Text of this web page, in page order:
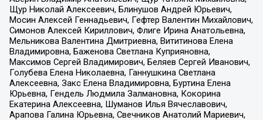
Щур Николай Алексеевич, Блинушов Андрей Юрьевич,
Мосин Алексей Геннадьевич, Гефтер Валентин Михайлович,
Симонов Алексей Кириллович, Флиге Ирина Анатольевна,
Мельникова Валентина Дмитриевна, Вититинова Елена
Владимировна, Баженова Светлана Куприяновна,
Максимов Сергей Владимирович, Беляев Сергей Иванович,
Голубева Елена Николаевна, Ганнушкина Светлана
Алексеевна, Закс Елена Владимировна, Буртина Елена
Юрьевна, Гендель Людмила Залмановна, Кокорина
Екатерина Алексеевна, Шуманов Илья Вячеславович,
Арапова Галина Юрьевна, Свечников Анатолий Мариевич,